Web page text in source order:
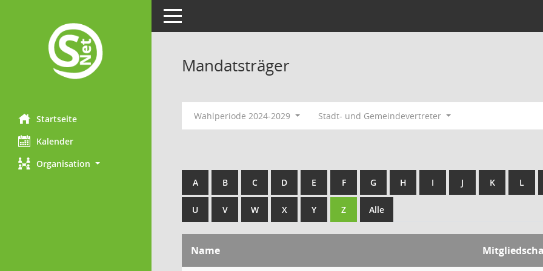
Startseite
Kalender
Organisation
Toggle navigation
Mandatsträger
Wahlperiode 2024-2029 Stadt- und Gemeindevertreter
A B C D E F G H I J K L
U V W X Y Z Alle
Name